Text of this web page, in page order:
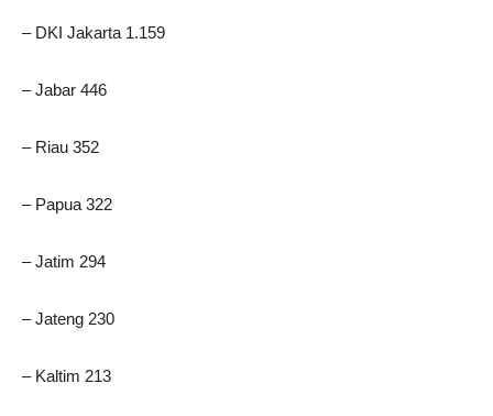
– DKI Jakarta 1.159
– Jabar 446
– Riau 352
– Papua 322
– Jatim 294
– Jateng 230
– Kaltim 213